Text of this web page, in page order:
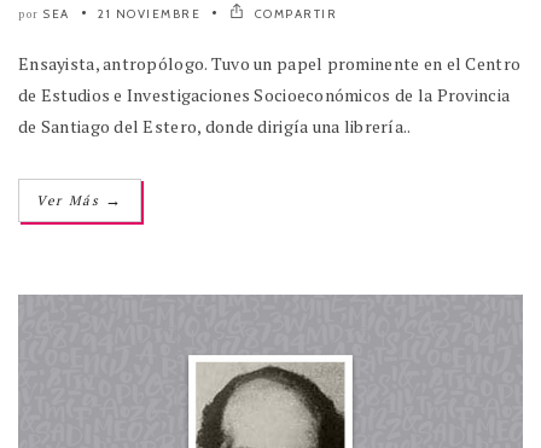
por SEA 21 NOVIEMBRE COMPARTIR
Ensayista, antropólogo. Tuvo un papel prominente en el Centro
de Estudios e Investigaciones Socioeconómicos de la Provincia
de Santiago del Estero, donde dirigía una librería..
Ver Más →